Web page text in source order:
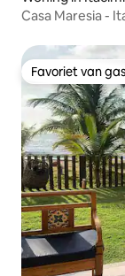
Casa Maresia -
Favoriet van
Favoriet van